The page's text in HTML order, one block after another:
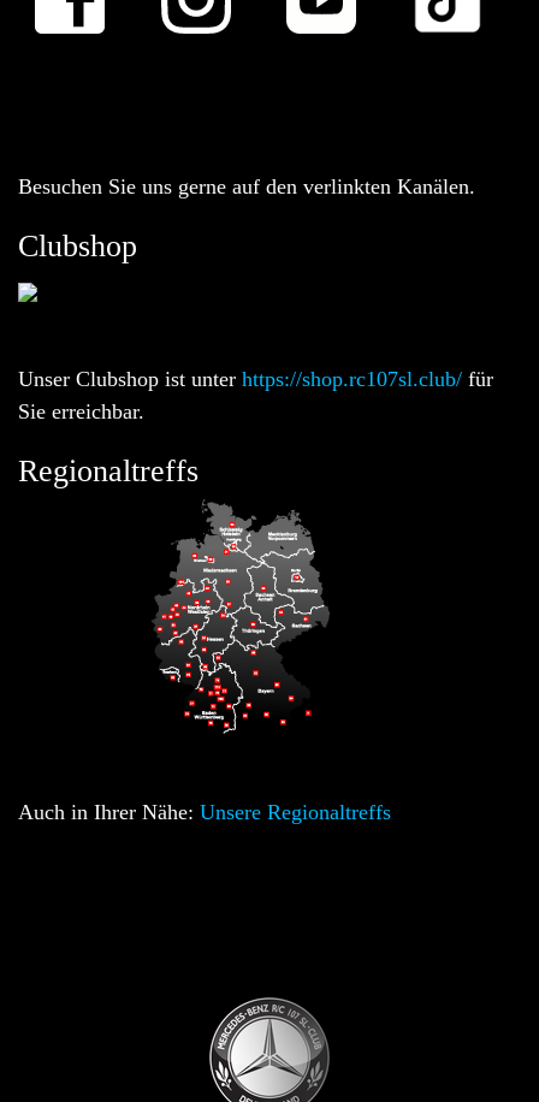
Besuchen Sie uns gerne auf den verlinkten Kanälen.
Clubshop
Unser Clubshop ist unter https://shop.rc107sl.club/ für
Sie erreichbar.
Regionaltreffs
Auch in Ihrer Nähe: Unsere Regionaltreffs